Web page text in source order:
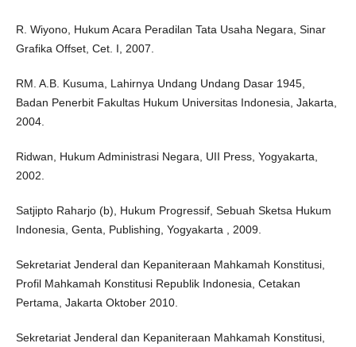
R. Wiyono, Hukum Acara Peradilan Tata Usaha Negara, Sinar
Grafika Offset, Cet. I, 2007.
RM. A.B. Kusuma, Lahirnya Undang Undang Dasar 1945,
Badan Penerbit Fakultas Hukum Universitas Indonesia, Jakarta,
2004.
Ridwan, Hukum Administrasi Negara, UII Press, Yogyakarta,
2002.
Satjipto Raharjo (b), Hukum Progressif, Sebuah Sketsa Hukum
Indonesia, Genta, Publishing, Yogyakarta , 2009.
Sekretariat Jenderal dan Kepaniteraan Mahkamah Konstitusi,
Profil Mahkamah Konstitusi Republik Indonesia, Cetakan
Pertama, Jakarta Oktober 2010.
Sekretariat Jenderal dan Kepaniteraan Mahkamah Konstitusi,